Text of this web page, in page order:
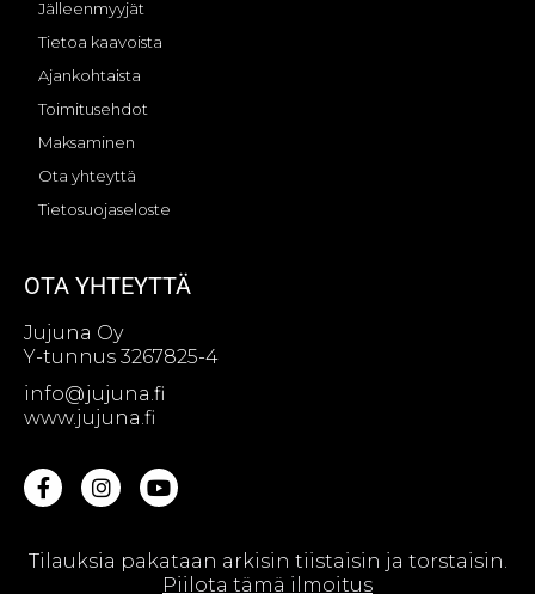
Tilauksia pakataan arkisin tiistaisin ja torstaisin.
Piilota tämä ilmoitus
Jälleenmyyjät
Tietoa kaavoista
Ajankohtaista
Toimitusehdot
Maksaminen
Ota yhteyttä
Tietosuojaseloste
OTA YHTEYTTÄ
Jujuna Oy
Y-tunnus 3267825-4
info@jujuna.fi
www.jujuna.fi
© Jujuna Oy || Web design bySivutaikuri Oy